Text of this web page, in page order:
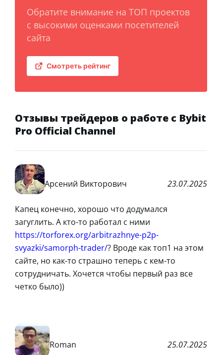
Обратите внимание на ТОП проектов
с высокими оценками посетителей
сайта
Смотреть рейтинг
Отзывы трейдеров о работе с Bybit
Pro Official Channel
Арсений Викторович 23.07.2025
Капец конечно, хорошо что додумался
загуглить. А кто-то работал с ними
https://torforex.org/arbitrazhnye-p2p-
svyazki/samorph-trader/? Вроде как топ1 на этом
сайте, но как-то страшно теперь с кем-то
сотрудничать. Хочется чтобы первый раз все
четко было))
Roman 25.07.2025